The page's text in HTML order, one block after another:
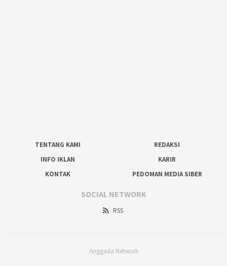
TENTANG KAMI
REDAKSI
INFO IKLAN
KARIR
KONTAK
PEDOMAN MEDIA SIBER
SOCIAL NETWORK
RSS
Anggada Network